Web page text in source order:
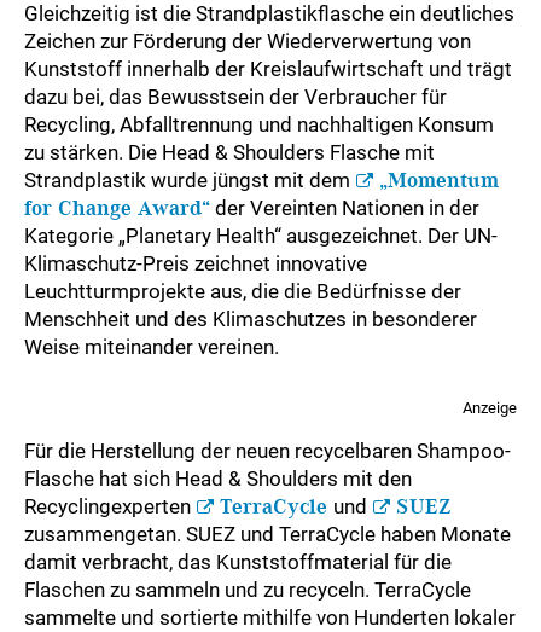
Gleichzeitig ist die Strandplastikflasche ein deutliches
Zeichen zur Förderung der Wiederverwertung von
Kunststoff innerhalb der Kreislaufwirtschaft und trägt
dazu bei, das Bewusstsein der Verbraucher für
Recycling, Abfalltrennung und nachhaltigen Konsum
zu stärken. Die Head & Shoulders Flasche mit
Strandplastik wurde jüngst mit dem
„Momentum
for Change Award“ der Vereinten Nationen in der
Kategorie „Planetary Health“ ausgezeichnet. Der UN-
Klimaschutz-Preis zeichnet innovative
Leuchtturmprojekte aus, die die Bedürfnisse der
Menschheit und des Klimaschutzes in besonderer
Weise miteinander vereinen.
Anzeige
Für die Herstellung der neuen recycelbaren Shampoo-
Flasche hat sich Head & Shoulders mit den
Recyclingexperten
TerraCycle und SUEZ
zusammengetan. SUEZ und TerraCycle haben Monate
damit verbracht, das Kunststoffmaterial für die
Flaschen zu sammeln und zu recyceln. TerraCycle
sammelte und sortierte mithilfe von Hunderten lokaler